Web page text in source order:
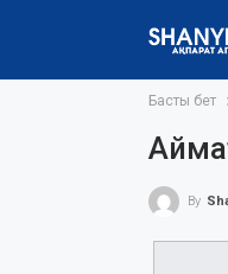
Басты бет
By